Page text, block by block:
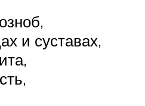
и суставах,